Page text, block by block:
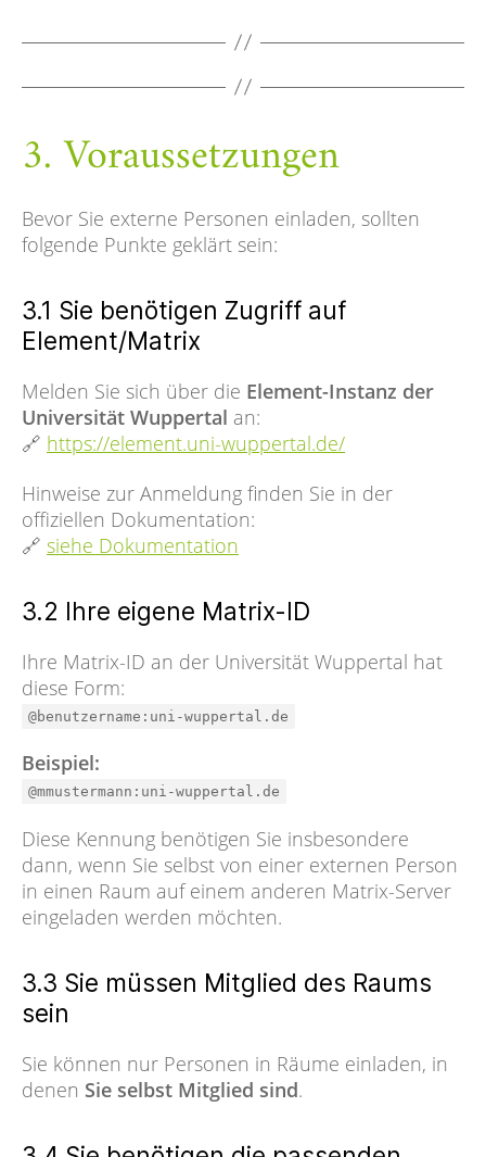
3. Voraussetzungen
Bevor Sie externe Personen einladen, sollten
folgende Punkte geklärt sein:
3.1 Sie benötigen Zugriff auf
Element/Matrix
Melden Sie sich über die Element-Instanz der
Universität Wuppertal an:
🔗 https://element.uni-wuppertal.de/
Hinweise zur Anmeldung finden Sie in der
offiziellen Dokumentation:
🔗 siehe Dokumentation
3.2 Ihre eigene Matrix-ID
Ihre Matrix-ID an der Universität Wuppertal hat
diese Form:
@benutzername:uni-wuppertal.de
Beispiel:
@mmustermann:uni-wuppertal.de
Diese Kennung benötigen Sie insbesondere
dann, wenn Sie selbst von einer externen Person
in einen Raum auf einem anderen Matrix-Server
eingeladen werden möchten.
3.3 Sie müssen Mitglied des Raums
sein
Sie können nur Personen in Räume einladen, in
denen Sie selbst Mitglied sind.